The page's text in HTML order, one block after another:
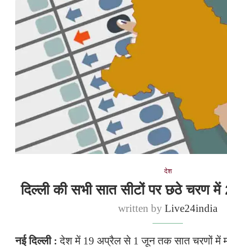
देश
दिल्ली की सभी सात सीटों पर छठे चरण
written byLive24india
नई दिल्ली : देश में 19 अप्रैल से 1 जून तक सात चरणों में